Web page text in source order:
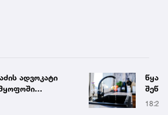
ადვოკატი
კადრებს
18:21